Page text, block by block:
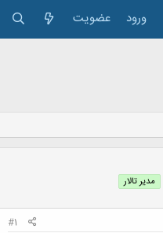
ورود عضویت
مدیر تالار
#1